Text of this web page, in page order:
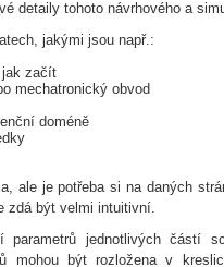
detaily tohoto návrhového a
jakými jsou např.:
jak začít
mechatronický obvod
doméně
ale je potřeba si na daných
zdá být velmi intuitivní.
parametrů jednotlivých částí
mohou být rozložena v